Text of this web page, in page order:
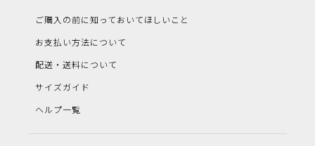
ご購入の前に知っておいてほしいこと
お支払い方法について
配送・送料について
サイズガイド
ヘルプ一覧